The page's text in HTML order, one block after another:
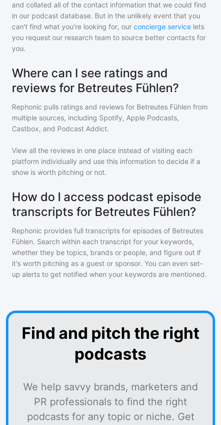
and collated all of the contact information that we could find
in our podcast database. But in the unlikely event that you
can't find what you're looking for, our concierge service lets
you request our research team to source better contacts for
you.
Where can I see ratings and
reviews for Betreutes Fühlen?
Rephonic pulls ratings and reviews for Betreutes Fühlen from
multiple sources, including Spotify, Apple Podcasts,
Castbox, and Podcast Addict.
View all the reviews in one place instead of visiting each
platform individually and use this information to decide if a
show is worth pitching or not.
How do I access podcast episode
transcripts for Betreutes Fühlen?
Rephonic provides full transcripts for episodes of Betreutes
Fühlen. Search within each transcript for your keywords,
whether they be topics, brands or people, and figure out if
it's worth pitching as a guest or sponsor. You can even set-
up alerts to get notified when your keywords are mentioned.
Find and pitch the right
podcasts
We help savvy brands, marketers and
PR professionals to find the right
podcasts for any topic or niche. Get